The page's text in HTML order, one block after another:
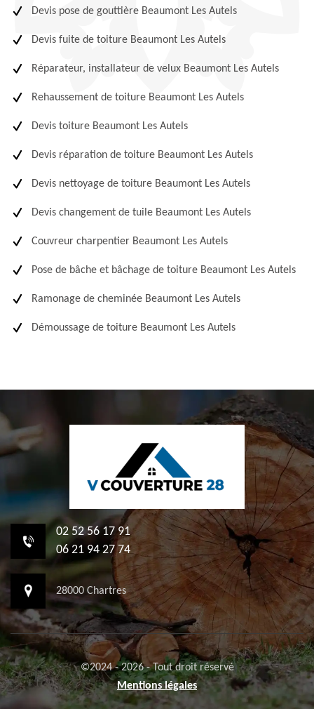
Devis pose de gouttière Beaumont Les Autels
Devis fuite de toiture Beaumont Les Autels
Réparateur, installateur de velux Beaumont Les Autels
Rehaussement de toiture Beaumont Les Autels
Devis toiture Beaumont Les Autels
Devis réparation de toiture Beaumont Les Autels
Devis nettoyage de toiture Beaumont Les Autels
Devis changement de tuile Beaumont Les Autels
Couvreur charpentier Beaumont Les Autels
Pose de bâche et bâchage de toiture Beaumont Les Autels
Ramonage de cheminée Beaumont Les Autels
Démoussage de toiture Beaumont Les Autels
02 52 56 17 91
06 21 94 27 74
28000 Chartres
©2024 - 2026 - Tout droit réservé
Mentions légales